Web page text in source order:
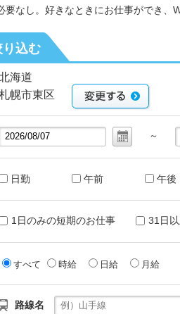
要なし。好きなときにお仕事ができ、
込む
海道
幌市東区
～
日勤 午前 午後
1日のみの短期のお仕事 31日
すべて 時給 日給 月給
路線名